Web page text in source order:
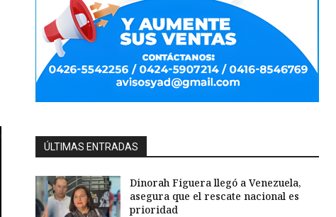
ÚLTIMAS ENTRADAS
Dinorah Figuera llegó a Venezuela,
asegura que el rescate nacional es
prioridad